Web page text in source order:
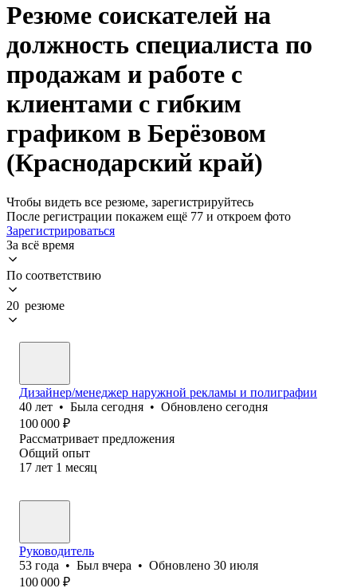
Резюме соискателей на
должность специалиста по
продажам и работе с
клиентами с гибким
графиком в Берёзовом
(Краснодарский край)
Чтобы видеть все резюме, зарегистрируйтесь
После регистрации покажем ещё 77 и откроем фото
Зарегистрироваться
За всё время
По соответствию
20 резюме
Дизайнер/менеджер наружной рекламы и полиграфии
40 лет • Была сегодня • Обновлено сегодня
100 000 ₽
Рассматривает предложения
Общий опыт
17 лет 1 месяц
Руководитель
53 года • Был вчера • Обновлено 30 июля
100 000 ₽